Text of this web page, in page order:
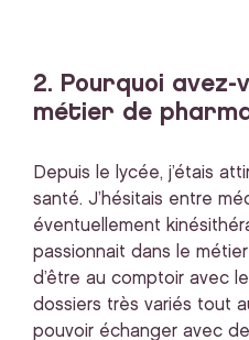
2. Pourquoi avez-
métier de
Depuis le lycée, j’étais
santé. J’hésitais entre
éventuellement
passionnait dans le
d’être au comptoir avec
dossiers très variés tout
pouvoir échanger avec